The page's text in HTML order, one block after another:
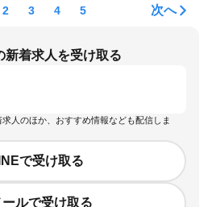
2 3 4 5 次へ
新着求人を受け取る
求人のほか、おすすめ情報なども配信しま
で受け取る
ールで受け取る